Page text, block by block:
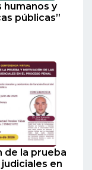
humanos y
públicas”
de la prueba
en